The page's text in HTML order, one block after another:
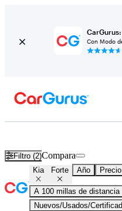
Con Modo
Filtro (2)Compara
Kia Forte Año Precio
A 100 millas de distancia
Nuevos/Usados/